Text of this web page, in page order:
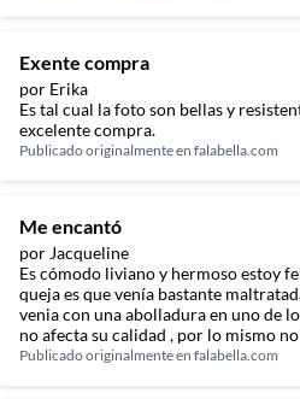
Exente compra
por Erika
Es tal cual la foto son bellas y
excelente compra.
Publicado originalmente en falabella.com
Me encantó
por Jacqueline
Es cómodo liviano y hermoso estoy
queja es que venía bastante
venia con una abolladura en uno de los
no afecta su calidad , por lo mismo
Publicado originalmente en falabella.com